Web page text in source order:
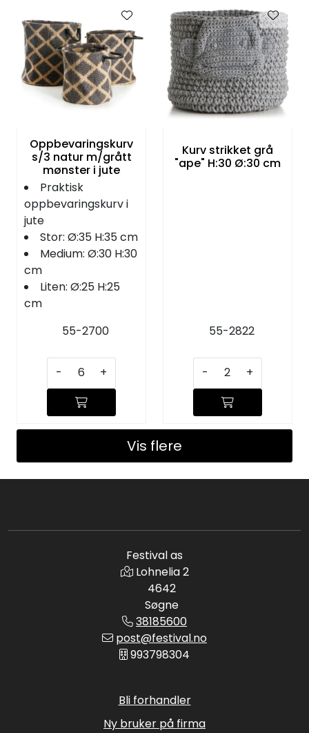
Oppbevaringskurv
s/3 natur m/grått
mønster i jute
Praktisk
oppbevaringskurv i
jute
Stor: Ø:35 H:35 cm
Medium: Ø:30 H:30
cm
Liten: Ø:25 H:25
cm
55-2700
- +
Kurv strikket grå
"ape" H:30 Ø:30 cm
55-2822
- +
Vis flere
Festival as
Lohnelia 2
4642
Søgne
38185600
post@festival.no
993798304
Bli forhandler
Ny bruker på firma